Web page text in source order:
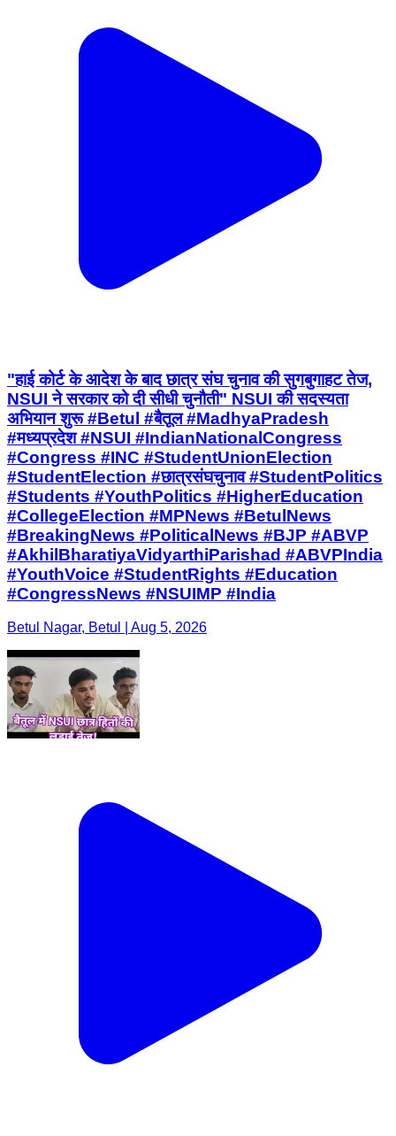
"हाई कोर्ट के आदेश के बाद छात्र संघ चुनाव की सुगबुगाहट तेज,
NSUI ने सरकार को दी सीधी चुनौती" NSUI की सदस्यता
अभियान शुरू #Betul #बैतूल #MadhyaPradesh
#मध्यप्रदेश #NSUI #IndianNationalCongress
#Congress #INC #StudentUnionElection
#StudentElection #छात्रसंघचुनाव #StudentPolitics
#Students #YouthPolitics #HigherEducation
#CollegeElection #MPNews #BetulNews
#BreakingNews #PoliticalNews #BJP #ABVP
#AkhilBharatiyaVidyarthiParishad #ABVPIndia
#YouthVoice #StudentRights #Education
#CongressNews #NSUIMP #India
Betul Nagar, Betul | Aug 5, 2026